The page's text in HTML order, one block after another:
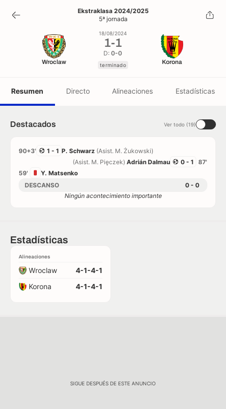
1-1
terminado
Ekstraklasa 2024/2025
5ª jornada
Wroclaw
18/08/2024
1-1
D:0-0
terminado Korona
Resumen Directo Alineaciones Estadísticas
Destacados Ver todo (19)
90+3' 1 - 1 P. Schwarz (Asist. M. Żukowski)
87'
0 - 1
(Asist. M. Pięczek) Adrián Dalmau
59'
Y. Matsenko
DESCANSO
0 - 0
Ningún acontecimiento importante
Estadísticas
Alineaciones
Wroclaw
4-1-4-1
Korona
4-1-4-1
SIGUE DESPUÉS DE ESTE ANUNCIO